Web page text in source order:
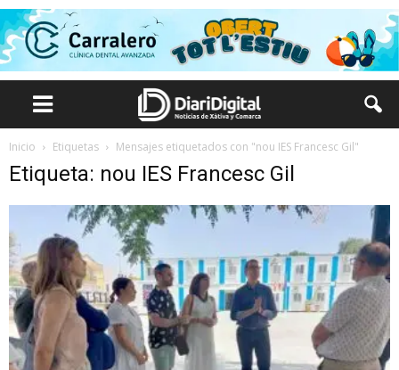
Inicio Etiquetas Mensajes etiquetados con "nou IES Francesc Gil"
Etiqueta: nou IES Francesc Gil